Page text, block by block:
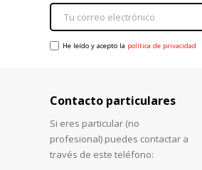
He leído y acepto la política de privacidad
Contacto particulares
Si eres particular (no
profesional) puedes contactar a
través de este teléfono: